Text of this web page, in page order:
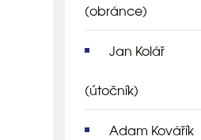
(obránce)
Jan Kolář
(útočník)
Adam Kovářík